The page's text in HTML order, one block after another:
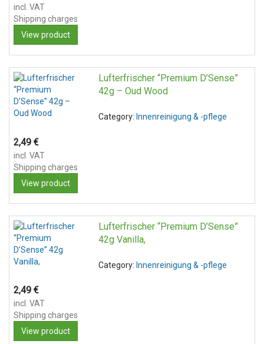
incl. VAT
Shipping charges
View product
Lufterfrischer “Premium D’Sense”
42g – Oud Wood
Category: Innenreinigung & -pflege
2,49 €
incl. VAT
Shipping charges
View product
Lufterfrischer “Premium D’Sense”
42g Vanilla,
Category: Innenreinigung & -pflege
2,49 €
incl. VAT
Shipping charges
View product